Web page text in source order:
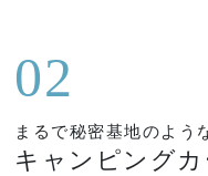
02
まるで秘密基地のよう
キャンピングカ